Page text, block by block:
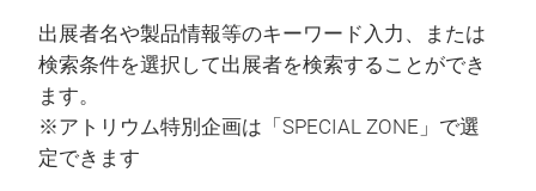
出展者名や製品情報等のキーワード入力、または
検索条件を選択して出展者を検索することができ
ます。
※アトリウム特別企画は「SPECIAL ZONE」で選
定できます